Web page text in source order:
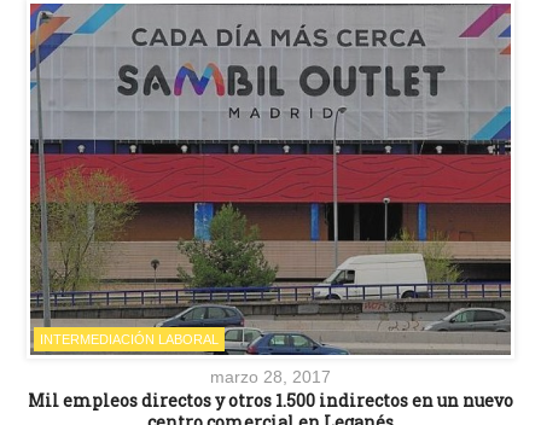
INTERMEDIACIÓN LABORAL
marzo 28, 2017
Mil empleos directos y otros 1.500 indirectos en un nuevo